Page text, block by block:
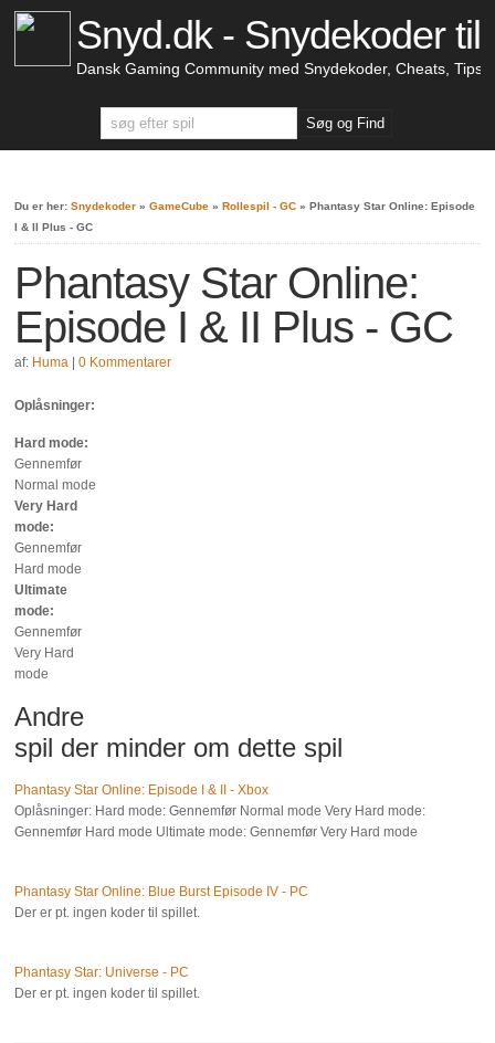
Snyd.dk - Snydekoder til
Dansk Gaming Community med Snydekoder, Cheats, Tips
Du er her:Snydekoder »GameCube »Rollespil - GC »Phantasy Star Online: Episode
I & II Plus - GC
Phantasy Star Online:
Episode I & II Plus - GC
af: Huma |0 Kommentarer
Oplåsninger:
Hard mode:
Gennemfør
Normal mode
Very Hard
mode:
Gennemfør
Hard mode
Ultimate
mode:
Gennemfør
Very Hard
mode
Andre
spil der minder om dette spil
Phantasy Star Online: Episode I & II - Xbox
Oplåsninger: Hard mode: Gennemfør Normal mode Very Hard mode:
Gennemfør Hard mode Ultimate mode: Gennemfør Very Hard mode
Phantasy Star Online: Blue Burst Episode IV - PC
Der er pt. ingen koder til spillet.
Phantasy Star: Universe - PC
Der er pt. ingen koder til spillet.